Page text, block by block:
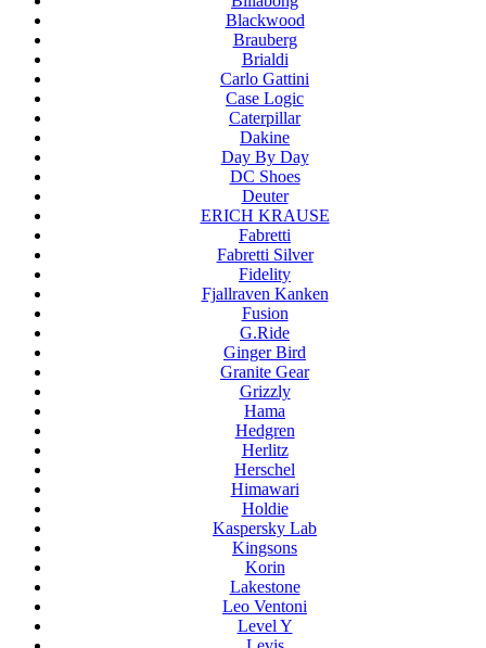
Blackwood
Brauberg
Brialdi
Carlo Gattini
Case Logic
Caterpillar
Dakine
Day By Day
DC Shoes
Deuter
ERICH KRAUSE
Fabretti
Fabretti Silver
Fidelity
Fjallraven Kanken
Fusion
G.Ride
Ginger Bird
Granite Gear
Grizzly
Hama
Hedgren
Herlitz
Herschel
Himawari
Holdie
Kaspersky Lab
Kingsons
Korin
Lakestone
Leo Ventoni
Level Y